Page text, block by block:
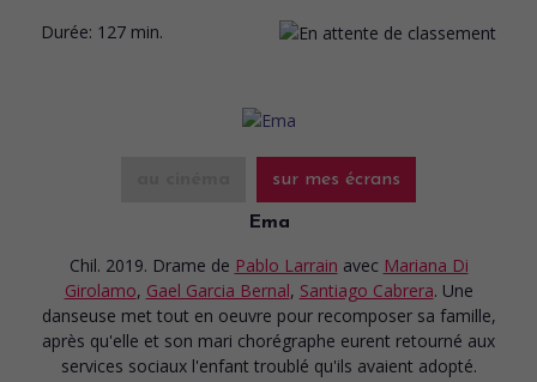
Durée: 127 min.
sur mes écrans
Ema
Chil. 2019. Drame de Pablo Larrain avec Mariana Di
Girolamo, Gael Garcia Bernal, Santiago Cabrera. Une
danseuse met tout en oeuvre pour recomposer sa famille,
après qu'elle et son mari chorégraphe eurent retourné aux
services sociaux l'enfant troublé qu'ils avaient adopté.